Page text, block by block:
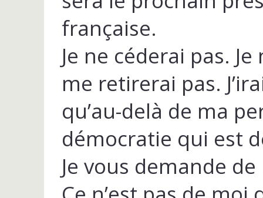
française.
Je ne céderai pas.
me retirerai pas.
qu’au-delà de ma
démocratie qui est
Je vous demande